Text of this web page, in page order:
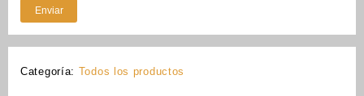
Categoría: Todos los productos